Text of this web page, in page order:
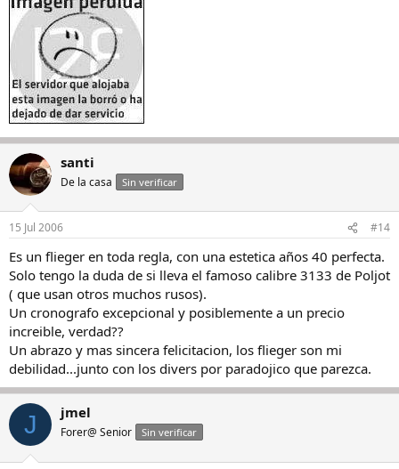
santi
De la casa Sin verificar
15 Jul 2006 #14
Es un flieger en toda regla, con una estetica años 40 perfecta.
Solo tengo la duda de si lleva el famoso calibre 3133 de Poljot
( que usan otros muchos rusos).
Un cronografo excepcional y posiblemente a un precio
increible, verdad??
Un abrazo y mas sincera felicitacion, los flieger son mi
debilidad...junto con los divers por paradojico que parezca.
J jmel
Forer@ Senior Sin verificar